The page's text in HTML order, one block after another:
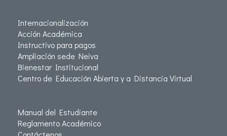
Internacionalización
Acción Académica
Instructivo para pagos
Ampliación sede Neiva
Bienestar Institucional
Centro de Educación Abierta y a Distancia Virtual
Manual del Estudiante
Reglamento Académico